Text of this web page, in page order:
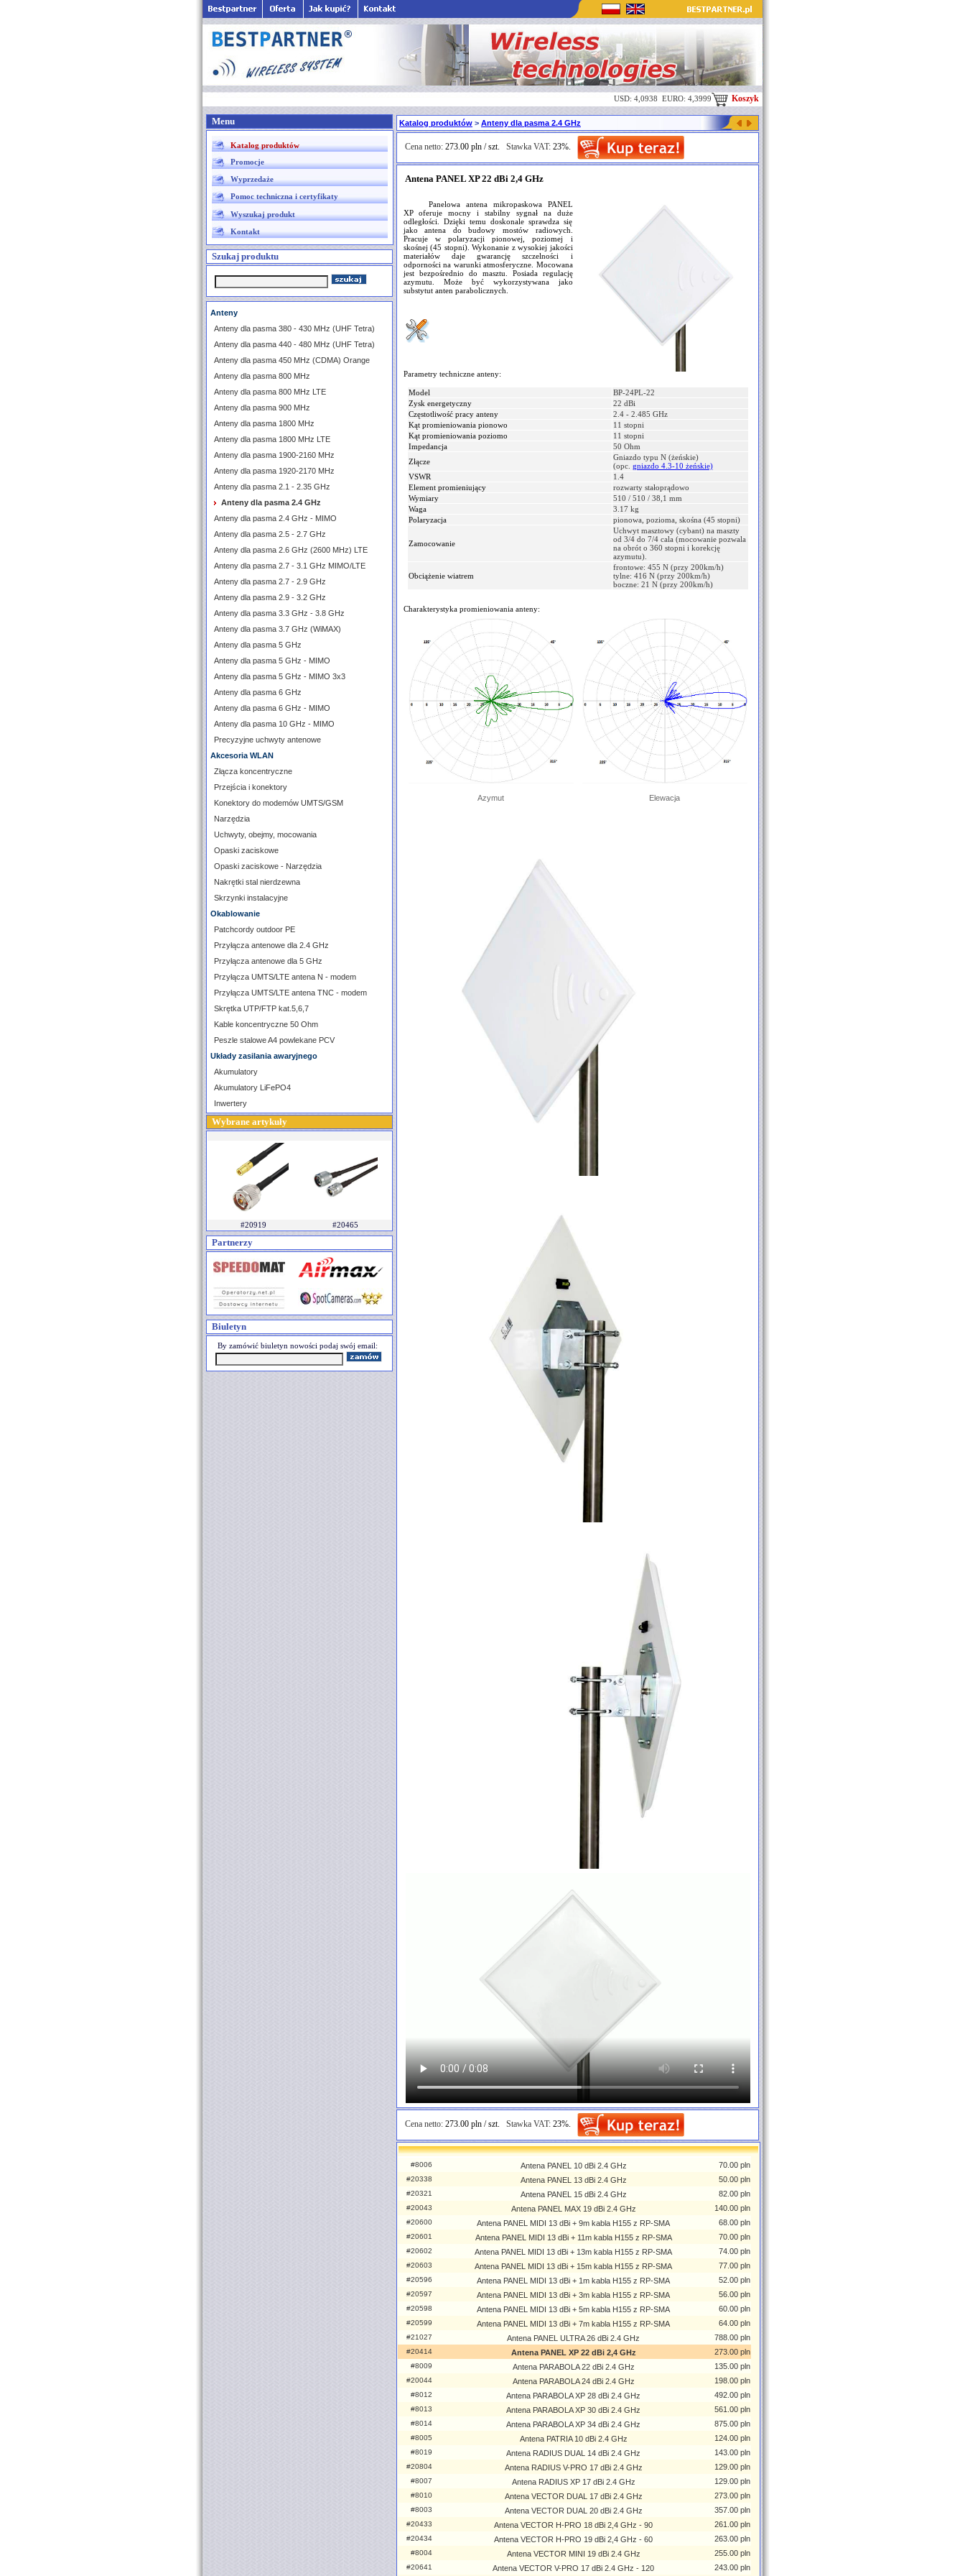
USD: 4,0938 EURO: 4,3999 Koszyk
Menu
Katalog produktów
Promocje
Wyprzedaże
Pomoc techniczna i certyfikaty
Wyszukaj produkt
Kontakt
Szukaj produktu
Anteny
Anteny dla pasma 380 - 430 MHz (UHF Tetra)
Anteny dla pasma 440 - 480 MHz (UHF Tetra)
Anteny dla pasma 450 MHz (CDMA) Orange
Anteny dla pasma 800 MHz
Anteny dla pasma 800 MHz LTE
Anteny dla pasma 900 MHz
Anteny dla pasma 1800 MHz
Anteny dla pasma 1800 MHz LTE
Anteny dla pasma 1900-2160 MHz
Anteny dla pasma 1920-2170 MHz
Anteny dla pasma 2.1 - 2.35 GHz
Anteny dla pasma 2.4 GHz
Anteny dla pasma 2.4 GHz - MIMO
Anteny dla pasma 2.5 - 2.7 GHz
Anteny dla pasma 2.6 GHz (2600 MHz) LTE
Anteny dla pasma 2.7 - 3.1 GHz MIMO/LTE
Anteny dla pasma 2.7 - 2.9 GHz
Anteny dla pasma 2.9 - 3.2 GHz
Anteny dla pasma 3.3 GHz - 3.8 GHz
Anteny dla pasma 3.7 GHz (WiMAX)
Anteny dla pasma 5 GHz
Anteny dla pasma 5 GHz - MIMO
Anteny dla pasma 5 GHz - MIMO 3x3
Anteny dla pasma 6 GHz
Anteny dla pasma 6 GHz - MIMO
Anteny dla pasma 10 GHz - MIMO
Precyzyjne uchwyty antenowe
Akcesoria WLAN
Złącza koncentryczne
Przejścia i konektory
Konektory do modemów UMTS/GSM
Narzędzia
Uchwyty, obejmy, mocowania
Opaski zaciskowe
Opaski zaciskowe - Narzędzia
Nakrętki stal nierdzewna
Skrzynki instalacyjne
Okablowanie
Patchcordy outdoor PE
Przyłącza antenowe dla 2.4 GHz
Przyłącza antenowe dla 5 GHz
Przyłącza UMTS/LTE antena N - modem
Przyłącza UMTS/LTE antena TNC - modem
Skrętka UTP/FTP kat.5,6,7
Kable koncentryczne 50 Ohm
Peszle stalowe A4 powlekane PCV
Układy zasilania awaryjnego
Akumulatory
Akumulatory LiFePO4
Inwertery
Wybrane artykuły
#20919 #20465
Partnerzy
Biuletyn
By zamówić biuletyn nowości podaj swój email:
Katalog produktów > Anteny dla pasma 2.4 GHz
Cena netto: 273.00 pln / szt. Stawka VAT: 23%.
Antena PANEL XP 22 dBi 2,4 GHz
Panelowa antena mikropaskowa PANEL
XP oferuje mocny i stabilny sygnał na duże
odległości. Dzięki temu doskonale sprawdza się
jako antena do budowy mostów radiowych.
Pracuje w polaryzacji pionowej, poziomej i
skośnej (45 stopni). Wykonanie z wysokiej jakości
materiałów daje gwarancję szczelności i
odporności na warunki atmosferyczne. Mocowana
jest bezpośrednio do masztu. Posiada regulację
azymutu. Może być wykorzystywana jako
substytut anten parabolicznych.
Parametry techniczne anteny:
Model
BP-24PL-22
Zysk energetyczny
22 dBi
Częstotliwość pracy anteny
2.4 - 2.485 GHz
Kąt promieniowania pionowo
11 stopni
Kąt promieniowania poziomo
11 stopni
Impedancja
50 Ohm
Złącze
Gniazdo typu N (żeńskie)
(opc. gniazdo 4.3-10 żeńskie)
VSWR
1.4
Element promieniujący
rozwarty stałoprądowo
Wymiary
510 / 510 / 38,1 mm
Waga
3.17 kg
Polaryzacja
pionowa, pozioma, skośna (45 stopni)
Zamocowanie
Uchwyt masztowy (cybant) na maszty
od 3/4 do 7/4 cala (mocowanie pozwala
na obrót o 360 stopni i korekcję
azymutu).
Obciążenie wiatrem
frontowe: 455 N (przy 200km/h)
tylne: 416 N (przy 200km/h)
boczne: 21 N (przy 200km/h)
Charakterystyka promieniowania anteny:
Azymut Elewacja
Cena netto: 273.00 pln / szt. Stawka VAT: 23%.
#8006 Antena PANEL 10 dBi 2.4 GHz 70.00 pln
#20338 Antena PANEL 13 dBi 2.4 GHz 50.00 pln
#20321 Antena PANEL 15 dBi 2.4 GHz 82.00 pln
#20043 Antena PANEL MAX 19 dBi 2.4 GHz 140.00 pln
#20600 Antena PANEL MIDI 13 dBi + 9m kabla H155 z RP-SMA 68.00 pln
#20601 Antena PANEL MIDI 13 dBi + 11m kabla H155 z RP-SMA 70.00 pln
#20602 Antena PANEL MIDI 13 dBi + 13m kabla H155 z RP-SMA 74.00 pln
#20603 Antena PANEL MIDI 13 dBi + 15m kabla H155 z RP-SMA 77.00 pln
#20596 Antena PANEL MIDI 13 dBi + 1m kabla H155 z RP-SMA 52.00 pln
#20597 Antena PANEL MIDI 13 dBi + 3m kabla H155 z RP-SMA 56.00 pln
#20598 Antena PANEL MIDI 13 dBi + 5m kabla H155 z RP-SMA 60.00 pln
#20599 Antena PANEL MIDI 13 dBi + 7m kabla H155 z RP-SMA 64.00 pln
#21027 Antena PANEL ULTRA 26 dBi 2.4 GHz 788.00 pln
#20414 Antena PANEL XP 22 dBi 2,4 GHz 273.00 pln
#8009 Antena PARABOLA 22 dBi 2.4 GHz 135.00 pln
#20044 Antena PARABOLA 24 dBi 2.4 GHz 198.00 pln
#8012 Antena PARABOLA XP 28 dBi 2.4 GHz 492.00 pln
#8013 Antena PARABOLA XP 30 dBi 2.4 GHz 561.00 pln
#8014 Antena PARABOLA XP 34 dBi 2.4 GHz 875.00 pln
#8005 Antena PATRIA 10 dBi 2.4 GHz 124.00 pln
#8019 Antena RADIUS DUAL 14 dBi 2.4 GHz 143.00 pln
#20804 Antena RADIUS V-PRO 17 dBi 2.4 GHz 129.00 pln
#8007 Antena RADIUS XP 17 dBi 2.4 GHz 129.00 pln
#8010 Antena VECTOR DUAL 17 dBi 2.4 GHz 273.00 pln
#8003 Antena VECTOR DUAL 20 dBi 2.4 GHz 357.00 pln
#20433 Antena VECTOR H-PRO 18 dBi 2,4 GHz - 90 261.00 pln
#20434 Antena VECTOR H-PRO 19 dBi 2,4 GHz - 60 263.00 pln
#8004 Antena VECTOR MINI 19 dBi 2.4 GHz 255.00 pln
#20641 Antena VECTOR V-PRO 17 dBi 2.4 GHz - 120 243.00 pln